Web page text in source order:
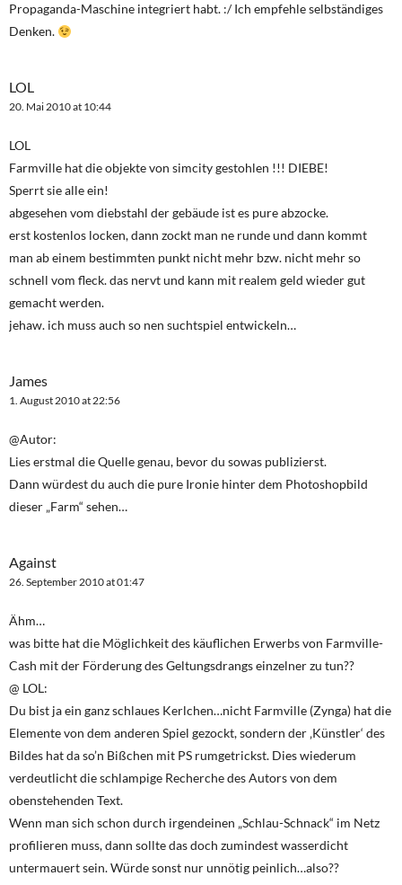
Propaganda-Maschine integriert habt. :/ Ich empfehle selbständiges
Denken.
LOL
20. Mai 2010 at 10:44
LOL
Farmville hat die objekte von simcity gestohlen !!! DIEBE!
Sperrt sie alle ein!
abgesehen vom diebstahl der gebäude ist es pure abzocke.
erst kostenlos locken, dann zockt man ne runde und dann kommt
man ab einem bestimmten punkt nicht mehr bzw. nicht mehr so
schnell vom fleck. das nervt und kann mit realem geld wieder gut
gemacht werden.
jehaw. ich muss auch so nen suchtspiel entwickeln…
James
1. August 2010 at 22:56
@Autor:
Lies erstmal die Quelle genau, bevor du sowas publizierst.
Dann würdest du auch die pure Ironie hinter dem Photoshopbild
dieser „Farm“ sehen…
Against
26. September 2010 at 01:47
Ähm…
was bitte hat die Möglichkeit des käuflichen Erwerbs von Farmville-
Cash mit der Förderung des Geltungsdrangs einzelner zu tun??
@ LOL:
Du bist ja ein ganz schlaues Kerlchen…nicht Farmville (Zynga) hat die
Elemente von dem anderen Spiel gezockt, sondern der ‚Künstler‘ des
Bildes hat da so’n Bißchen mit PS rumgetrickst. Dies wiederum
verdeutlicht die schlampige Recherche des Autors von dem
obenstehenden Text.
Wenn man sich schon durch irgendeinen „Schlau-Schnack“ im Netz
profilieren muss, dann sollte das doch zumindest wasserdicht
untermauert sein. Würde sonst nur unnötig peinlich…also??